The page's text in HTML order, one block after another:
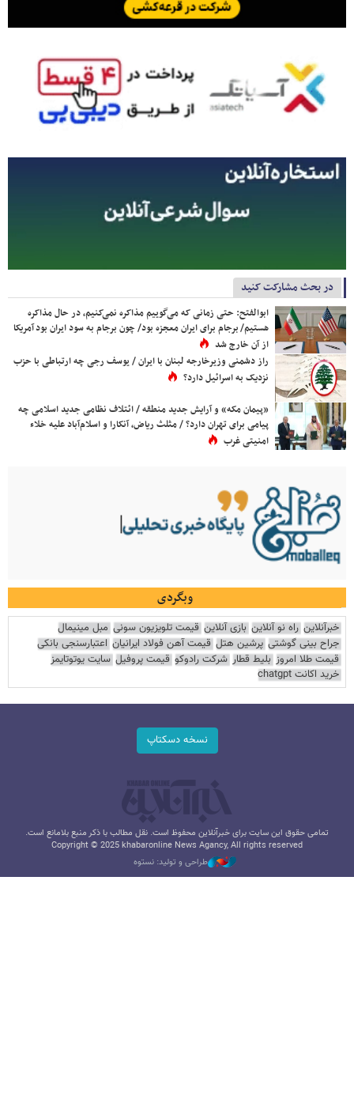
در بحث مشارکت کنید
ابوالفتح: حتی زمانی که می‌گوییم مذاکره نمی‌کنیم، در حال مذاکره
هستیم/ برجام برای ایران معجزه بود/ چون برجام به سود ایران بود آمریکا
از آن خارج شد
راز دشمنی وزیرخارجه لبنان با ایران / یوسف رجی چه ارتباطی با حزب
نزدیک به اسرائیل دارد؟
«پیمان مکه» و آرایش جدید منطقه / ائتلاف نظامی جدید اسلامی چه
پیامی برای تهران دارد؟ / مثلث ریاض، آنکارا و اسلام‌آباد علیه خلاء
امنیتی غرب
وبگردی
خبرآنلاین راه نو آنلاین بازی آنلاین قیمت تلویزیون سونی مبل مینیمال
جراح بینی گوشتی پرشین هتل قیمت آهن فولاد ایرانیان اعتبارسنجی بانکی
قیمت طلا امروز بلیط قطار شرکت رادوکو قیمت پروفیل سایت یوتوتایمز
خرید اکانت chatgpt
نسخه دسکتاپ
تمامی حقوق این سایت برای خبرآنلاین محفوظ است. نقل مطالب با ذکر منبع بلامانع است.
Copyright © 2025 khabaronline News Agancy, All rights reserved
طراحی و تولید: نستوه